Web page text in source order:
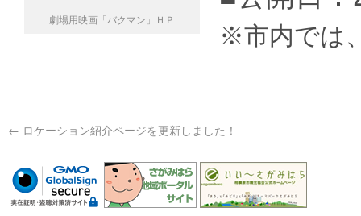
劇場用映画「バクマン」ＨＰ
※市内では
← ロケーション紹介ページを更新しました！